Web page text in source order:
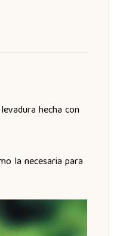
hecha con
la necesaria para